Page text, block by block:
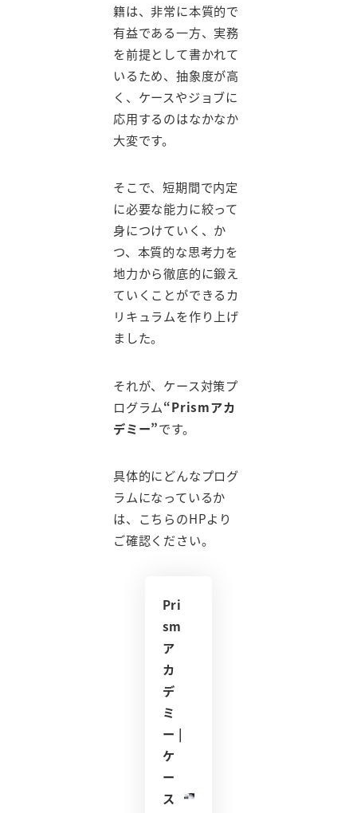
籍は、非常に本質的で
有益である一方、実務
を前提として書かれて
いるため、抽象度が高
く、ケースやジョブに
応用するのはなかなか
大変です。
そこで、短期間で内定
に必要な能力に絞って
身につけていく、か
つ、本質的な思考力を
地力から徹底的に鍛え
ていくことができるカ
リキュラムを作り上げ
ました。
それが、ケース対策プ
ログラム“Prismアカ
デミー”です。
具体的にどんなプログ
ラムになっているか
は、こちらのHPより
ご確認ください。
Pri
sm
ア
カ
デ
ミ
ー |
ケ
ー
ス